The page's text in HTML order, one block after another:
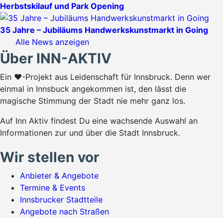
Herbstskilauf und Park Opening
35 Jahre – Jubiläums Handwerkskunstmarkt in Going
Alle News anzeigen
Über INN-AKTIV
Ein ♥-Projekt aus Leidenschaft für Innsbruck. Denn wer
einmal in Innsbuck angekommen ist, den lässt die
magische Stimmung der Stadt nie mehr ganz los.
Auf Inn Aktiv findest Du eine wachsende Auswahl an
Informationen zur und über die Stadt Innsbruck.
Wir stellen vor
Anbieter & Angebote
Termine & Events
Innsbrucker Stadtteile
Angebote nach Straßen